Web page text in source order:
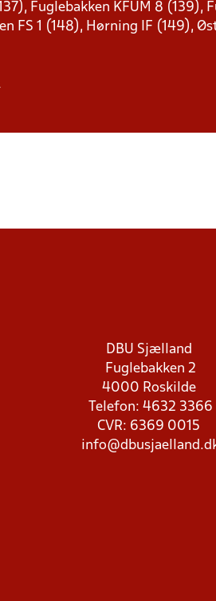
Fuglebakken KFUM 8 (139),
FS 1 (148), Hørning IF (149),
DBU Sjælland
Fuglebakken 2
4000 Roskilde
Telefon: 4632 3366
CVR: 6369 0015